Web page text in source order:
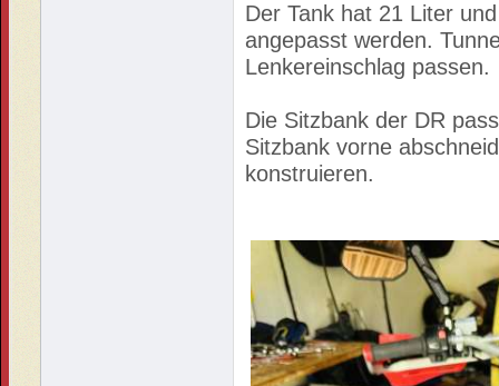
Der Tank hat 21 Liter
angepasst werden.
Lenkereinschlag passen.
Die Sitzbank der DR
Sitzbank vorne
konstruieren.